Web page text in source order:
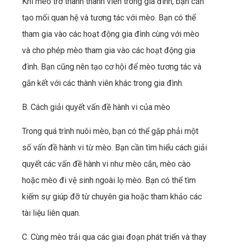
tạo mối quan hệ và tương tác với mèo. Bạn có thể
tham gia vào các hoạt động gia đình cùng với mèo
và cho phép mèo tham gia vào các hoạt động gia
đình. Bạn cũng nên tạo cơ hội để mèo tương tác và
gắn kết với các thành viên khác trong gia đình.
B. Cách giải quyết vấn đề hành vi của mèo
Trong quá trình nuôi mèo, bạn có thể gặp phải một
số vấn đề hành vi từ mèo. Bạn cần tìm hiểu cách giải
quyết các vấn đề hành vi như mèo cắn, mèo cào
hoặc mèo đi vệ sinh ngoài lọ mèo. Bạn có thể tìm
kiếm sự giúp đỡ từ chuyên gia hoặc tham khảo các
tài liệu liên quan.
C. Cùng mèo trải qua các giai đoạn phát triển và thay